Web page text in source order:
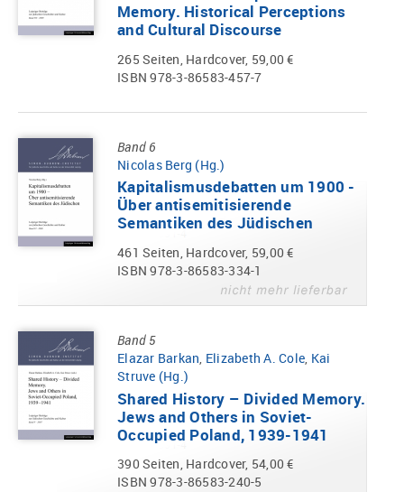
Memory. Historical Perceptions
and Cultural Discourse
265 Seiten, Hardcover, 59,00 €
ISBN 978-3-86583-457-7
Band 6
Nicolas Berg (Hg.)
Kapitalismusdebatten um 1900 -
Über antisemitisierende
Semantiken des Jüdischen
461 Seiten, Hardcover, 59,00 €
ISBN 978-3-86583-334-1
Band 5
Elazar Barkan, Elizabeth A. Cole, Kai
Struve (Hg.)
Shared History – Divided Memory.
Jews and Others in Soviet-
Occupied Poland, 1939-1941
390 Seiten, Hardcover, 54,00 €
ISBN 978-3-86583-240-5